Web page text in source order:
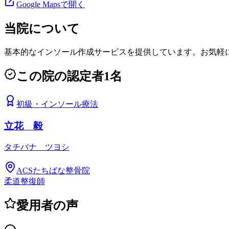
Google Mapsで開く
当院について
基本的なインソール作成サービスを提供しています。お気軽
この院の認定者1名
初級 ・ インソール療法
立花 毅
タチバナ ツヨシ
ACSたちばな整骨院
柔道整復師
愛用者の声